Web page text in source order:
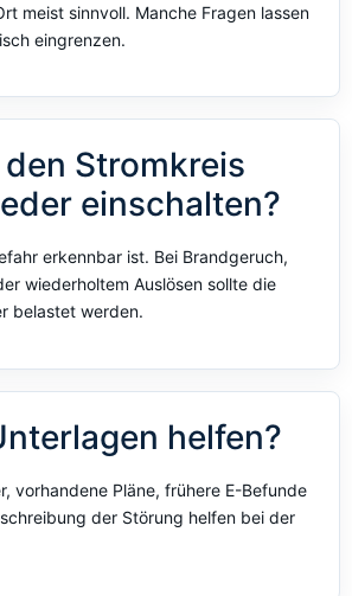
meist sinnvoll. Manche Fragen lassen
eingrenzen.
Stromkreis
einschalten?
erkennbar ist. Bei Brandgeruch,
wiederholtem Auslösen sollte die
belastet werden.
helfen?
vorhandene Pläne, frühere E-Befunde
der Störung helfen bei der